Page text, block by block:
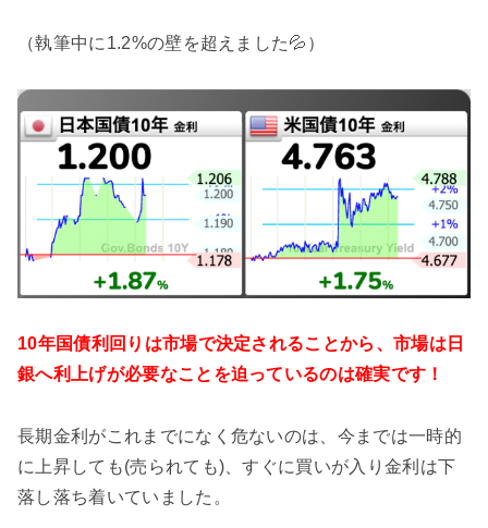
（執筆中に1.2%の壁を超えました💦）
10年国債利回りは市場で決定されることから、市場は日
銀へ利上げが必要なことを迫っているのは確実です！
長期金利がこれまでになく危ないのは、今までは一時的
に上昇しても(売られても)、すぐに買いが入り金利は下
落し落ち着いていました。